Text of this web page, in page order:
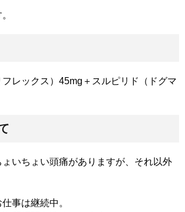
フレックス）45mg＋スルピリド（ドグマ
いちょい頭痛がありますが、それ以外
事は継続中。